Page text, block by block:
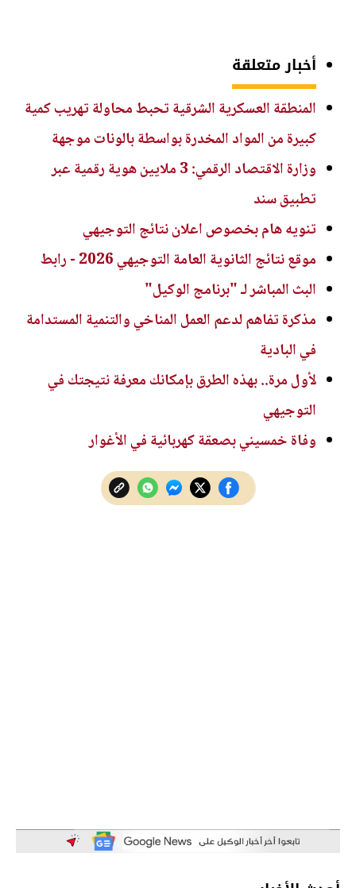
أخبار متعلقة
المنطقة العسكرية الشرقية تحبط محاولة تهريب كمية
كبيرة من المواد المخدرة بواسطة بالونات موجهة
وزارة الاقتصاد الرقمي: 3 ملايين هوية رقمية عبر
تطبيق سند
تنويه هام بخصوص اعلان نتائج التوجيهي
موقع نتائج الثانوية العامة التوجيهي 2026 - رابط
البث المباشر لـ "برنامج الوكيل"
مذكرة تفاهم لدعم العمل المناخي والتنمية المستدامة
في البادية
لأول مرة.. بهذه الطرق بإمكانك معرفة نتيجتك في
التوجيهي
وفاة خمسيني بصعقة كهربائية في الأغوار